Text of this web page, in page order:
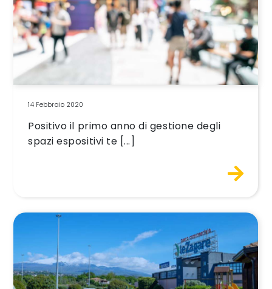
14 Febbraio 2020
Positivo il primo anno di gestione degli
spazi espositivi te [...]